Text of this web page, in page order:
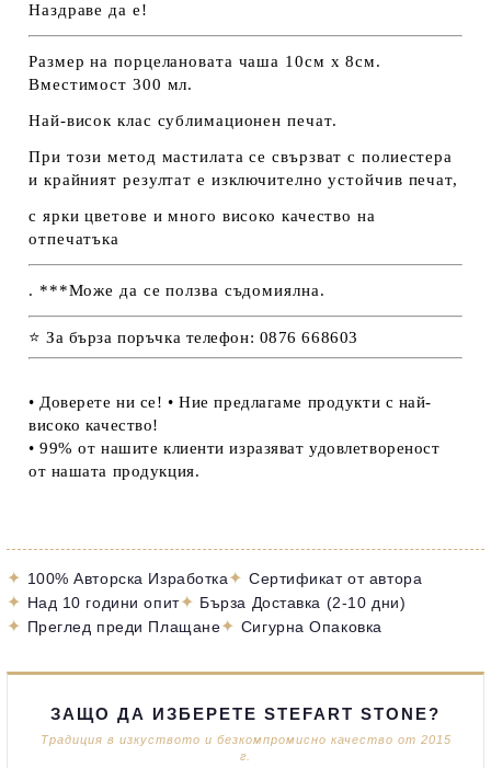
Наздраве да е!
Размер на порцелановата чаша 10см х 8см.
Вместимост 300 мл.
Най-висок клас сублимационен печат.
При този метод мастилата се свързват с полиестера
и крайният резултат е изключително устойчив печат,
с ярки цветове и много високо качество на
отпечатъка
. ***Може да се ползва съдомиялна.
⭐ За бърза поръчка телефон: 0876 668603
• Доверете ни се! • Ние предлагаме продукти с най-
високо качество!
• 99% от нашите клиенти изразяват удовлетвореност
от нашата продукция.
✦ 100% Авторска Изработка✦ Сертификат от автора
✦ Над 10 години опит✦ Бърза Доставка (2-10 дни)
✦ Преглед преди Плащане✦ Сигурна Опаковка
ЗАЩО ДА ИЗБЕРЕТЕ STEFART STONE?
Традиция в изкуството и безкомпромисно качество от 2015
г.